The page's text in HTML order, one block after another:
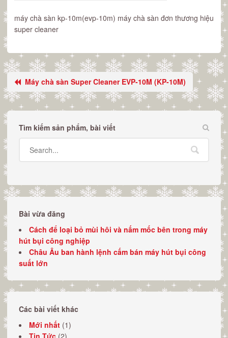
máy chà sàn kp-10m(evp-10m) máy chà sàn đơn thương hiệu
super cleaner
Máy chà sàn Super Cleaner EVP-10M (KP-10M)
Tìm kiếm sản phẩm, bài viết
Bài vừa đăng
Cách để loại bỏ mùi hôi và nấm mốc bên trong máy
hút bụi công nghiệp
Châu Âu ban hành lệnh cấm bán máy hút bụi công
suất lớn
Các bài viết khác
Mới nhất(1)
Tin Tức(2)